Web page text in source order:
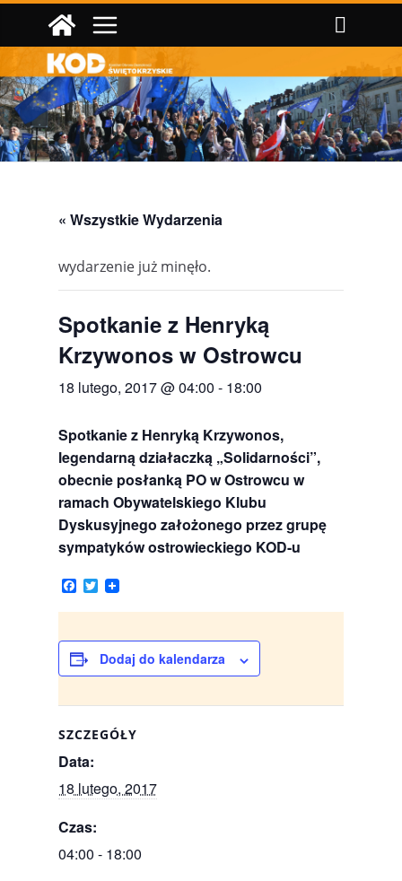
« Wszystkie Wydarzenia
wydarzenie już minęło.
Spotkanie z Henryką
Krzywonos w Ostrowcu
18 lutego, 2017 @ 04:00 - 18:00
Spotkanie z Henryką Krzywonos,
legendarną działaczką „Solidarności”,
obecnie posłanką PO w Ostrowcu w
ramach Obywatelskiego Klubu
Dyskusyjnego założonego przez grupę
sympatyków ostrowieckiego KOD-u
F
a
c
b
o
o
T
w
i
t
e
r
Dodaj do kalendarza
SZCZEGÓŁY
Data:
18 lutego, 2017
Czas:
04:00 - 18:00